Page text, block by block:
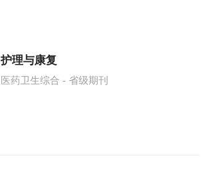
护理与康复
医药卫生综合 - 省级期刊